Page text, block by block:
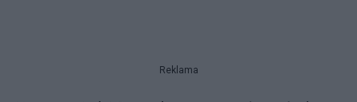
Reklama